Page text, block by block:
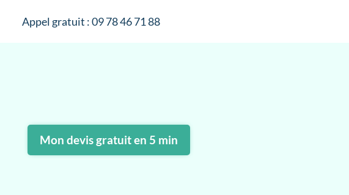
Appel gratuit : 09 78 46 71 88
Mon devis gratuit en 5 min